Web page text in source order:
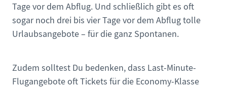
Tage vor dem Abflug. Und schließlich gibt es oft
sogar noch drei bis vier Tage vor dem Abflug tolle
Urlaubsangebote – für die ganz Spontanen.
Zudem solltest Du bedenken, dass Last-Minute-
Flugangebote oft Tickets für die Economy-Klasse